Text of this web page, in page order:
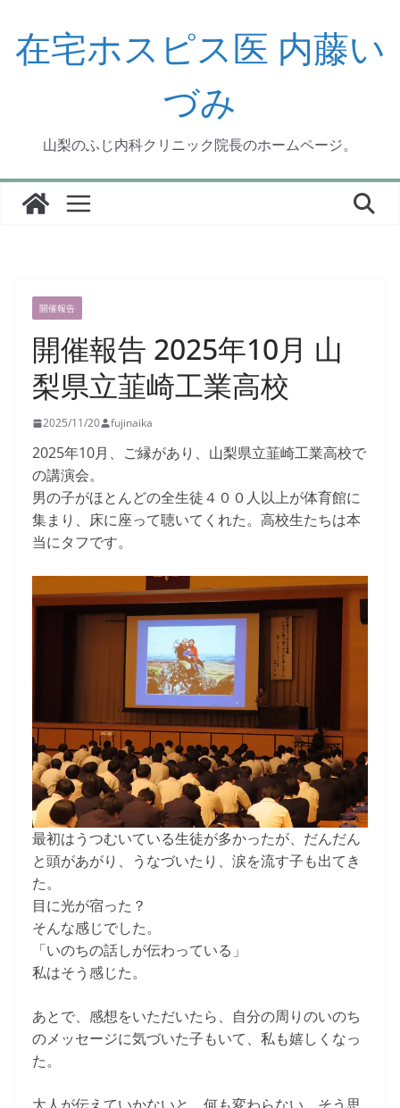
ッ
在宅ホスピス医 内藤い
づみ
山梨のふじ内科クリニック院長のホームページ。
開催報告
開催報告 2025年10月 山
梨県立韮崎工業高校
2025/11/20 fujinaika
2025年10月、ご縁があり、山梨県立韮崎工業高校で
の講演会。
男の子がほとんどの全生徒４００人以上が体育館に
集まり、床に座って聴いてくれた。高校生たちは本
当にタフです。
最初はうつむいている生徒が多かったが、だんだん
と頭があがり、うなづいたり、涙を流す子も出てき
た。
目に光が宿った？
そんな感じでした。
「いのちの話しが伝わっている」
私はそう感じた。
あとで、感想をいただいたら、自分の周りのいのち
のメッセージに気づいた子もいて、私も嬉しくなっ
た。